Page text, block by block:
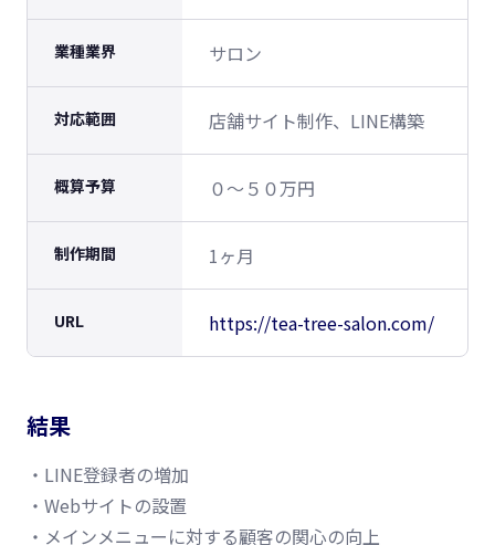
業種業界 サロン
対応範囲 店舗サイト制作、LINE構築
概算予算 ０〜５０万円
制作期間 1ヶ月
URL https://tea-tree-salon.com/
結果
・LINE登録者の増加
・Webサイトの設置
・メインメニューに対する顧客の関心の向上